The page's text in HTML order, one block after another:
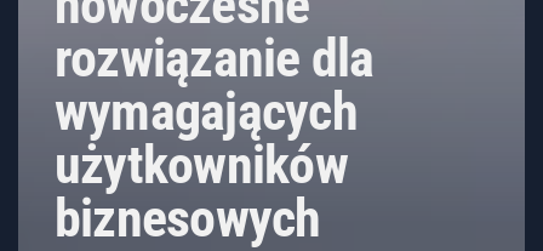
rozwiązanie dla
wymagających
użytkowników
biznesowych